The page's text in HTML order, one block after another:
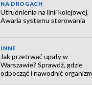
NA DROGACH
Utrudnienia na linii kolejowej.
Awaria systemu sterowania
INNE
Jak przetrwać upały w
Warszawie? Sprawdź, gdzie
odpocząć i nawodnić organizm